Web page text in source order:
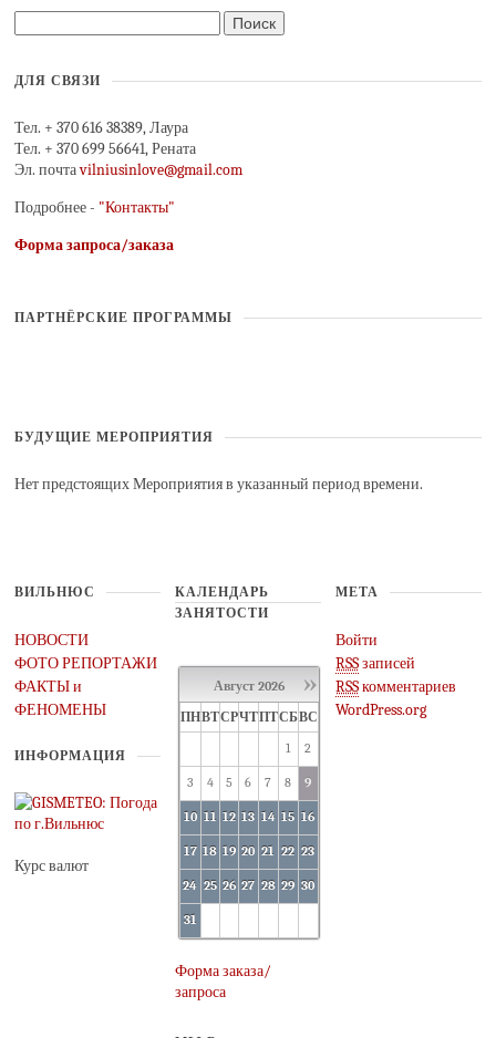
ДЛЯ СВЯЗИ
Тел. + 370 616 38389, Лаура
Тел. + 370 699 56641, Рената
Эл. почтаvilniusinlove@gmail.com
Подробнее - "Контакты"
Форма запроса/заказа
ПАРТНЁРСКИЕ ПРОГРАММЫ
БУДУЩИЕ МЕРОПРИЯТИЯ
Нет предстоящих Мероприятия в указанный период времени.
ВИЛЬНЮС
НОВОСТИ
ФОТО РЕПОРТАЖИ
ФАКТЫ и
ФЕНОМЕНЫ
ИНФОРМАЦИЯ
Курс валют
КАЛЕНДАРЬ
ЗАНЯТОСТИ
»
Август 2026
ПНВТСРЧТПТСБВС
1
2
3 4 5 6 7 8 9
10 11 12 13 14 15 16
17 18 19 20 21 22 23
24 25 26 27 28 29 30
31
Форма заказа/
запроса
МЕТА
Войти
RSSзаписей
RSSкомментариев
WordPress.org